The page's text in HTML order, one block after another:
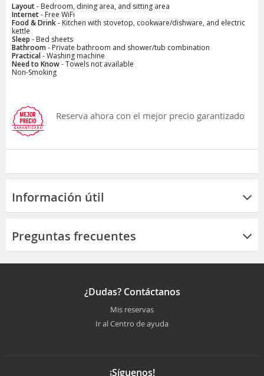
Layout- Bedroom, dining area, and sitting area
Internet- Free WiFi
Food & Drink- Kitchen with stovetop, cookware/dishware, and electric
kettle
Sleep - Bed sheets
Bathroom- Private bathroom and shower/tub combination
Practical- Washing machine
Need to Know- Towels not available
Non-Smoking
Reserva ahora con el mejor precio garantizado
Información útil
Preguntas frecuentes
¿Dudas? Contáctanos
Mis reservas
Ir al Centro de ayuda
¡Síguenos!